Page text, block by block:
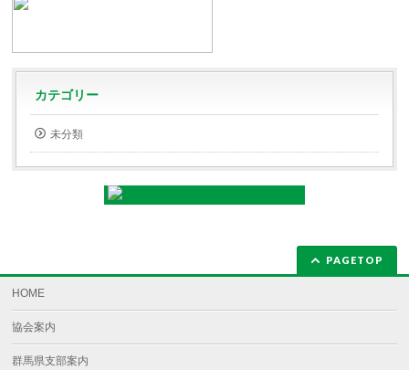
カテゴリー
未分類
PAGETOP
HOME
協会案内
群馬県支部案内